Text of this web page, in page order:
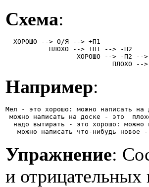
Схема:
  ХОРОШО --> О/Я --> +П1
           ПЛОХО --> +П1 --> -П2
ХОРОШО --> -П2 --
Например:
Мел - это хорошо: можно написать на
можно написать на доске - это
надо вытирать - это хорошо: можно
Упражнение:
и